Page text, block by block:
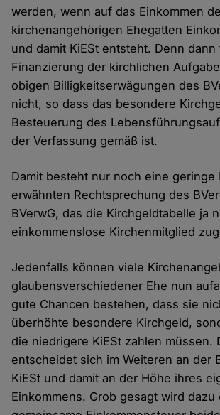
werden, wenn auf das Einkommen
kirchenangehörigen Ehegatten
und damit KiESt entsteht. Denn
Finanzierung der kirchlichen
obigen Billigkeitserwägungen des
nicht, so dass das besondere
Besteuerung des
der Verfassung gemäß ist.
Damit besteht nur noch eine geringe
erwähnten Rechtsprechung des
BVerwG, das die Kirchgeldtabelle ja
einkommenslose Kirchenmitglied
Jedenfalls können viele
glaubensverschiedener Ehe nun
gute Chancen bestehen, dass sie
überhöhte besondere Kirchgeld,
die niedrigere KiESt zahlen müssen.
entscheidet sich im Weiteren an der
KiESt und damit an der Höhe ihres
Einkommens. Grob gesagt wird dazu